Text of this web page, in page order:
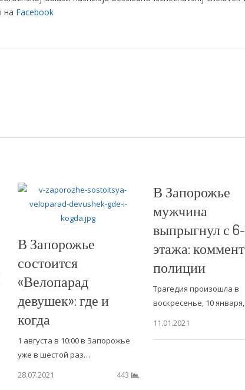
на Facebook
В Запорожье
состоится
«Велопарад
девушек»: где и
когда
1 августа в 10:00 в Запорожье
уже в шестой раз…
28.07.2021
443
В Запорожье
мужчина
выпрыгнул с
этажа:
полиции
Трагедия произошла в
воскресенье, 10
11.01.2021